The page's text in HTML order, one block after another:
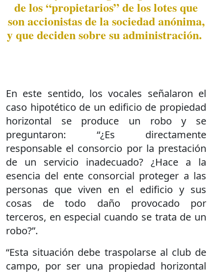
de los “propietarios” de los lotes que
son accionistas de la sociedad anónima,
y que deciden sobre su administración.
En este sentido, los vocales señalaron el
caso hipotético de un edificio de propiedad
horizontal se produce un robo y se
preguntaron: “¿Es directamente
responsable el consorcio por la prestación
de un servicio inadecuado? ¿Hace a la
esencia del ente consorcial proteger a las
personas que viven en el edificio y sus
cosas de todo daño provocado por
terceros, en especial cuando se trata de un
robo?”.
“Esta situación debe traspolarse al club de
campo, por ser una propiedad horizontal